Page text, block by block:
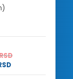
Raspon
od
Raspon
cena: